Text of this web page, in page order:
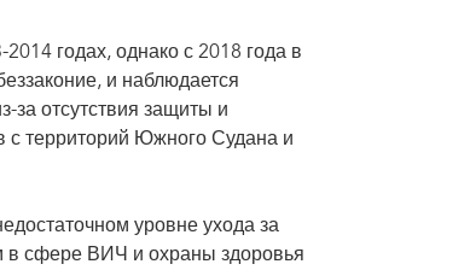
годах, однако с 2018 года в
и наблюдается
за отсутствия защиты и
с территорий Южного Судана и
уровне ухода за
в сфере ВИЧ и охраны здоровья